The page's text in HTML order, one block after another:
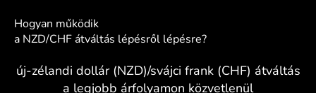
Hogyan működik
a NZD/CHF átváltás lépésről lépésre?
új-zélandi dollár (NZD)/svájci frank (CHF) átváltás
a legjobb árfolyamon közvetlenül